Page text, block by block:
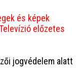
és képek
előzetes
jogvédelem alatt